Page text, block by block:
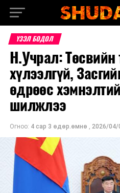
ҮЗЭЛ БОДОЛ
Н.Учрал: Төсвийн
хүлээлгүй,
өдрөөс
шилжлээ
Огноо: 4 сар 3 өдөр.өмнө , 2026/04/